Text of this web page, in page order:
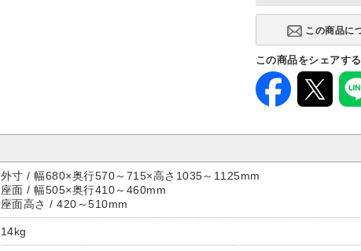
この商品をシェアする
外寸 / 幅680×奥行570～715×高さ1035～1125mm
座面 / 幅505×奥行410～460mm
座面高さ / 420～510mm
14kg